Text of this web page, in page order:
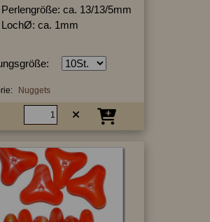
Perlengröße: ca. 13/13/5mm
LochØ: ca. 1mm
Nuggets